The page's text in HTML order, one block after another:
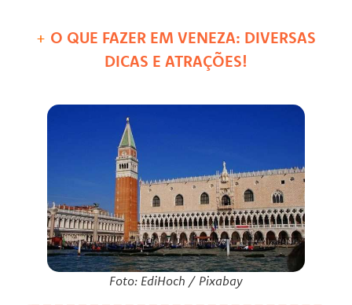
+ O QUE FAZER EM VENEZA: DIVERSAS
DICAS E ATRAÇÕES!
Foto: EdiHoch / Pixabay